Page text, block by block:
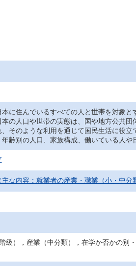
に住んでいるすべての人と世帯を対象
の人口や世帯の実態は、国や地方公共
そのような利用を通じて国民生活に役立
齢別の人口、家族構成、働いている人や
な内容：就業者の産業・職業（小・中分
級），産業（中分類），在学か否かの別